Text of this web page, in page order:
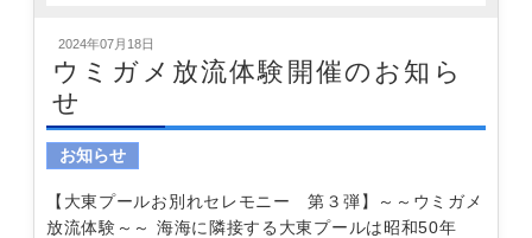
2024年07月18日
ウミガメ放流体験開催のお知ら
せ
お知らせ
【大東プールお別れセレモニー 第３弾】～～ウミガメ
放流体験～～ 海海に隣接する大東プールは昭和50年